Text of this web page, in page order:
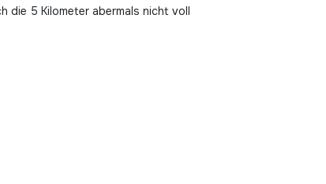
die 5 Kilometer abermals nicht voll